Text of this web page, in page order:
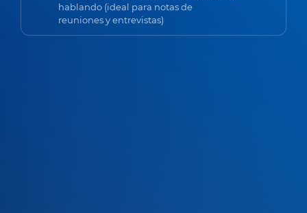
hablando (ideal para notas de
reuniones y entrevistas)